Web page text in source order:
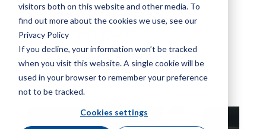
visitors both on this website and other media. To
find out more about the cookies we use, see our
Privacy Policy
If you decline, your information won’t be tracked
when you visit this website. A single cookie will be
used in your browser to remember your preference
not to be tracked.
Cookies settings
Broschüre zur
Abgasreinigung
F400 ClearSky Kühlturm
Benutzerhandbuch